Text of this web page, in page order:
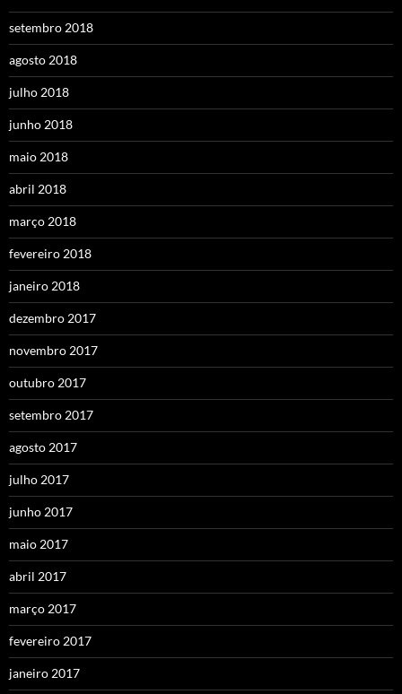
setembro 2018
agosto 2018
julho 2018
junho 2018
maio 2018
abril 2018
março 2018
fevereiro 2018
janeiro 2018
dezembro 2017
novembro 2017
outubro 2017
setembro 2017
agosto 2017
julho 2017
junho 2017
maio 2017
abril 2017
março 2017
fevereiro 2017
janeiro 2017